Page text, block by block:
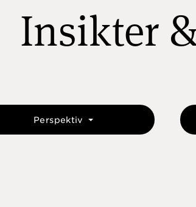
Insikter
Perspektiv